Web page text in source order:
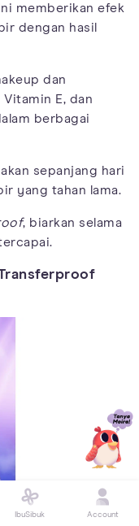
memberikan efek
dengan hasil
dan
E, dan
berbagai
sepanjang hari
yang tahan lama.
, biarkan selama
IbuSibuk Account